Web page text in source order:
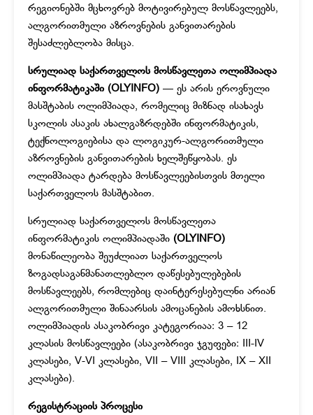
რეგიონებში მცხოვრებ მოტივირებულ მოსწავლეებს,
ალგორითმული აზროვნების განვითარების
შესაძლებლობა მისცა.
სრულიად საქართველოს მოსწავლეთა ოლიმპიადა
ინფორმატიკაში (OLYINFO) — ეს არის ეროვნული
მასშტაბის ოლიმპიადა, რომელიც მიზნად ისახავს
სკოლის ასაკის ახალგაზრდებში ინფორმატიკის,
ტექნოლოგიებისა და ლოგიკურ-ალგორითმული
აზროვნების განვითარების ხელშეწყობას. ეს
ოლიმპიადა ტარდება მოსწავლეებისთვის მთელი
საქართველოს მასშტაბით.
სრულიად საქართველოს მოსწავლეთა
ინფორმატიკის ოლიმპიადაში (OLYINFO)
მონაწილეობა შეუძლიათ საქართველოს
ზოგადსაგანმანათლებლო დაწესებულებების
მოსწავლეებს, რომლებიც დაინტერესებულნი არიან
ალგორითმული შინაარსის ამოცანების ამოხსნით.
ოლიმპიადის ასაკობრივი კატეგორიაა: 3 – 12
კლასის მოსწავლეები (ასაკობრივი ჯგუფები: III-IV
კლასები, V-VI კლასები, VII – VIII კლასები, IX – XII
კლასები).
რეგისტრაციის პროცესი